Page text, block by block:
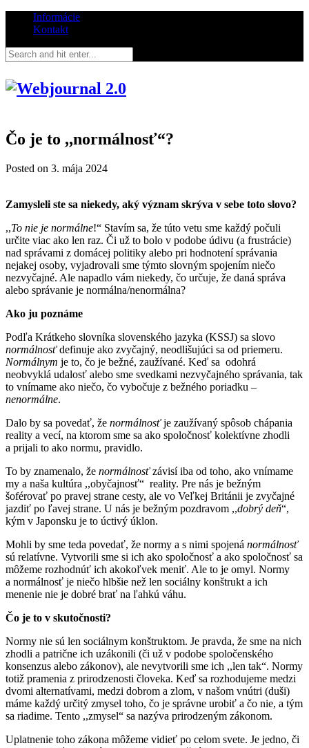
Informácie
Kontakt
Čo je to ,,normálnosť“?
Posted on 3. mája 2024
Zamysleli ste sa niekedy, aký význam skrýva v sebe toto slovo?
,,To nie je normálne!“ Stavím sa, že túto vetu sme každý počuli
určite viac ako len raz. Či už to bolo v podobe údivu (a frustrácie)
nad správami z domácej politiky alebo pri hodnotení správania
nejakej osoby, vyjadrovali sme týmto slovným spojením niečo
nezvyčajné. Ale napadlo vám niekedy, čo určuje, že daná správa
alebo správanie je normálna/nenormálna?
Ako ju poznáme
Podľa Krátkeho slovníka slovenského jazyka (KSSJ) sa slovo
normálnosťdefinuje ako zvyčajný, neodlišujúci sa od priemeru.
Normálnym je to, čo je bežné, zaužívané. Keď sa odohrá
neobvyklá udalosť alebo sme svedkami nezvyčajného správania, tak
to vnímame ako niečo, čo vybočuje z bežného poriadku –
nenormálne.
Dalo by sa povedať, že normálnosťje zaužívaný spôsob chápania
reality a vecí, na ktorom sme sa ako spoločnosť kolektívne zhodli
a prijali to ako normu, pravidlo.
To by znamenalo, že normálnosťzávisí iba od toho, ako vnímame
my a naša kultúra ,,obyčajnosť“ reality. Pre nás je bežným
šoférovať po pravej strane cesty, ale vo Veľkej Británii je zvyčajné
jazdiť po ľavej strane. U nás je bežným pozdravom ,,dobrý deň“,
kým v Japonsku je to úctivý úklon.
Mohli by sme teda povedať, že normy a s nimi spojená normálnosť
sú relatívne. Vytvorili sme si ich ako spoločnosť a ako spoločnosť sa
môžeme rozhodnúť ich akokoľvek meniť. Ale to je omyl. Normy
a normálnosť je niečo hlbšie než len sociálny konštrukt a ich
menenie nie je dobré brať na ľahkú váhu.
Čo je to v skutočnosti?
Normy nie sú len sociálnym konštruktom. Je pravda, že sme na nich
zhodli a patrične ich uzákonili (či už v podobe spoločenského
konsenzus alebo zákonov), ale nevytvorili sme ich ,,len tak“. Normy
totiž pramenia z prirodzenosti človeka. Keď sa rozhodujeme medzi
dvomi alternatívami, medzi dobrom a zlom, v našom vnútri (duši)
máme každý určitý zmysel toho, čo je správne urobiť a čo nie, a tým
sa riadime. Tento ,,zmysel“ sa nazýva prirodzeným zákonom.
Uplatnenie toho zákona môžeme vidieť po celom svete. Je jedno, či